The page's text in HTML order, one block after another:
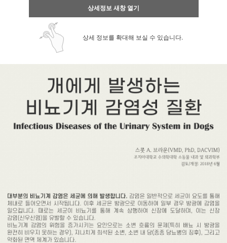
상세정보 새창 열기
상세 정보를 확대해 보실 수 있습니다.